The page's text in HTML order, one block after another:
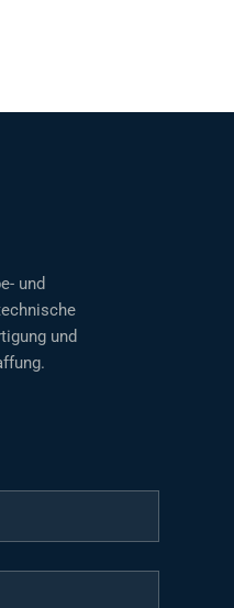
und
und